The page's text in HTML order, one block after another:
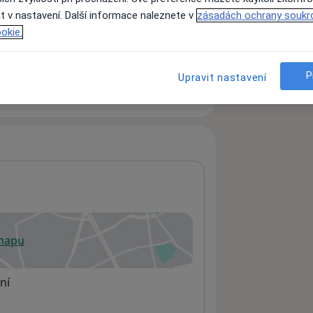
nejsou k dispozici
informace o svých službách.
v nové záložce
v nastavení. Další informace naleznete v zásadách ochrany
Upravit nastavení